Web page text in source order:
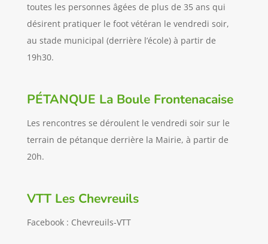
toutes les personnes âgées de plus de 35 ans qui
désirent pratiquer le foot vétéran le vendredi soir,
au stade municipal (derrière l’école) à partir de
19h30.
PÉTANQUE La Boule Frontenacaise
Les rencontres se déroulent le vendredi soir sur le
terrain de pétanque derrière la Mairie, à partir de
20h.
VTT Les Chevreuils
Facebook : Chevreuils-VTT